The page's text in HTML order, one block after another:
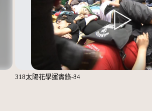
318太陽花學運實錄-84